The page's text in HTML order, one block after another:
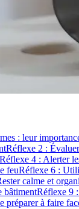
: leur
Réflexe 2 :
Réflexe 4 : Alerter
feuRéflexe 6 :
calme et
bâtimentRéflexe 9
préparer à faire